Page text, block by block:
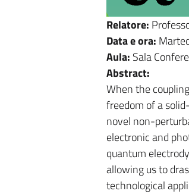
Relatore:
Data e ora:
Aula: Sala
Abstract:
When the
freedom of a
novel non-
electronic and
quantum
allowing us to
technological